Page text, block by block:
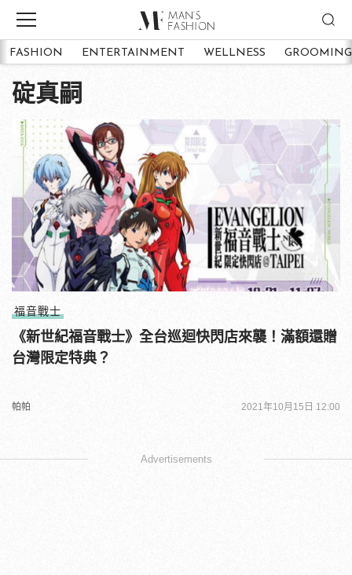
FASHION ENTERTAINMENT WELLNESS GROOMING
碇真嗣
福音戰士
《新世紀福音戰士》全台巡迴快閃店來襲！滿額還贈
台灣限定特典？
帕帕 2021年10月15日 12:00
Advertisements